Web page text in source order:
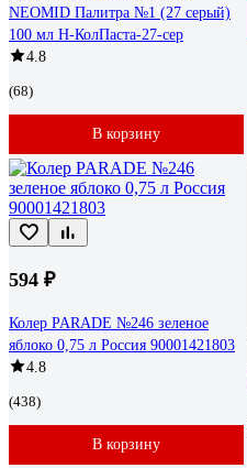
NEOMID Палитра №1 (27 серый)
100 мл Н-КолПаста-27-сер
4.8
(68)
В корзину
594 ₽
Колер PARADE №246 зеленое
яблоко 0,75 л Россия 90001421803
4.8
(438)
В корзину